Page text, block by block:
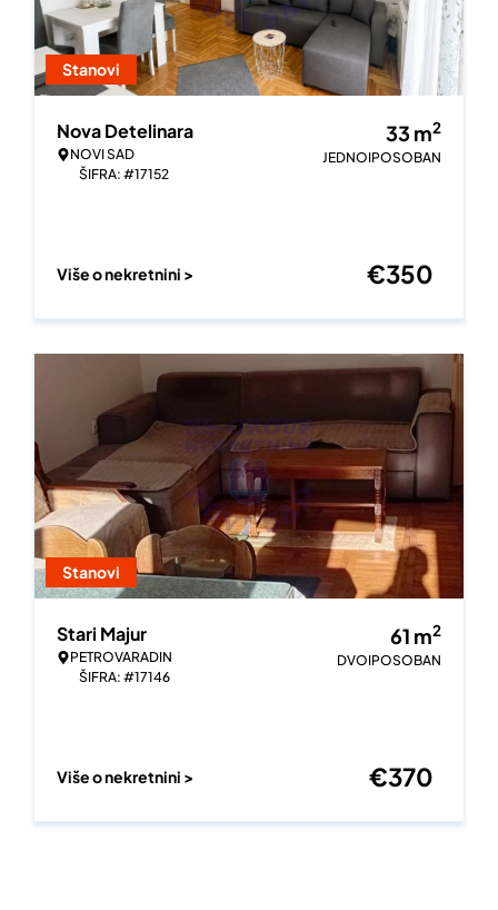
Stanovi
Nova Detelinara
NOVI SAD
ŠIFRA: #17152
33 m2
JEDNOIPOSOBAN
Više o nekretnini > €350
Stanovi
Stari Majur
PETROVARADIN
ŠIFRA: #17146
61 m2
DVOIPOSOBAN
Više o nekretnini > €370